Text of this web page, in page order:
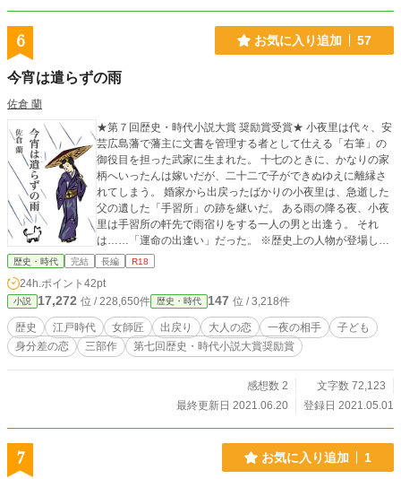
6 お気に入り追加 57
今宵は遣らずの雨
佐倉 蘭
★第７回歴史・時代小説大賞 奨励賞受賞★ 小夜里は代々、安
芸広島藩で藩主に文書を管理する者として仕える「右筆」の
御役目を担った武家に生まれた。 十七のときに、かなりの家
柄へいったんは嫁いだが、二十二で子ができぬゆえに離縁さ
れてしまう。 婚家から出戻ったばかりの小夜里は、急逝した
父の遺した「手習所」の跡を継いだ。 ある雨の降る夜、小夜
里は手習所の軒先で雨宿りをする一人の男と出逢う。 それ
は……「運命の出逢い」だった。 ※歴史上の人物が登場しま
すがすべてフィクションです。
歴史・時代 完結 長編 R18
24h.ポイント 42pt
小説 17,272 位 / 228,650件 歴史・時代 147 位 / 3,218件
歴史 江戸時代 女師匠 出戻り 大人の恋 一夜の相手
子ども
身分差の恋
三部作 第七回歴史・時代小説大賞奨励賞
感想数 2
文字数 72,123
最終更新日 2021.06.20
登録日 2021.05.01
7 お気に入り追加 1